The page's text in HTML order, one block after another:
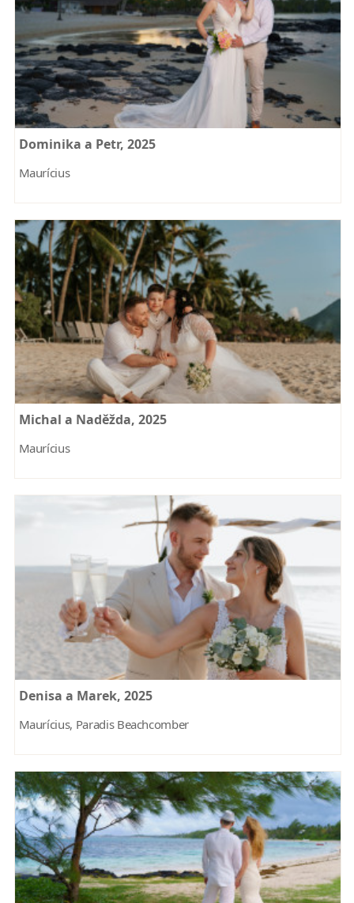
Dominika a Petr, 2025
Maurícius
Michal a Naděžda, 2025
Maurícius
Denisa a Marek, 2025
Maurícius, Paradis Beachcomber